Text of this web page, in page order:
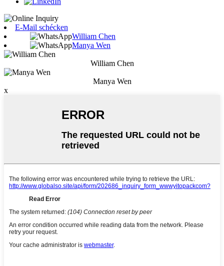
E-Mail schécken
William Chen
Manya Wen
William Chen
Manya Wen
x